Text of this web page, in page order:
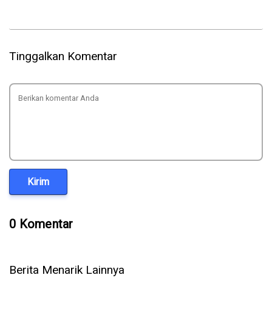
Tinggalkan Komentar
Kirim
0 Komentar
Berita Menarik Lainnya